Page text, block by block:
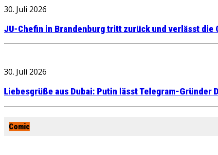
30. Juli 2026
JU-Chefin in Brandenburg tritt zurück und verlässt die
30. Juli 2026
Liebesgrüße aus Dubai: Putin lässt Telegram-Gründer
Comic